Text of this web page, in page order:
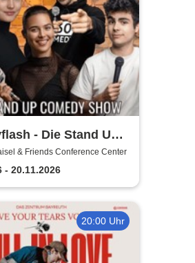
- Die Stand Up
Show
& Friends Conference Center
- 20.11.2026
20:00 Uhr